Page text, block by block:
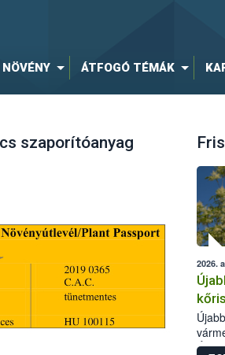
NÖVÉNY ÁTFOGÓ TÉMÁK
szaporítóanyag
2026.